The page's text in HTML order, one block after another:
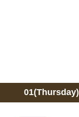
01(Thursday)